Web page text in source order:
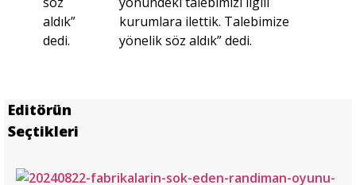
aldık”
dedi.
kurumlara ilettik. Talebimize
yönelik söz aldık” dedi.
Editörün
Seçtikleri